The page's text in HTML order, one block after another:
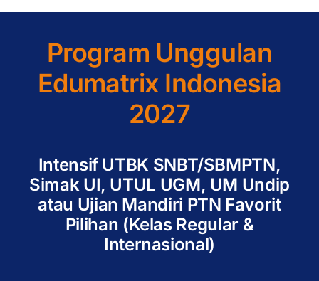
Program Unggulan
Edumatrix Indonesia
2027
Intensif UTBK SNBT/SBMPTN,
Simak UI, UTUL UGM, UM Undip
atau Ujian Mandiri PTN Favorit
Pilihan (Kelas Regular &
Internasional)